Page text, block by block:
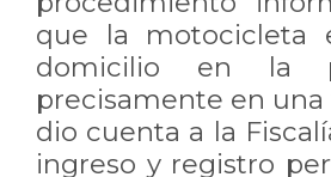
que la motocicleta
domicilio en la
precisamente en
dio cuenta a la
ingreso y registro